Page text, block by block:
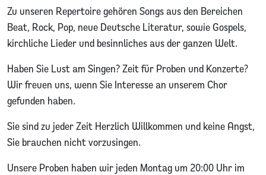
Zu unseren Repertoire gehören Songs aus den Bereichen
Beat, Rock, Pop, neue Deutsche Literatur, sowie Gospels,
kirchliche Lieder und besinnliches aus der ganzen Welt.
Haben Sie Lust am Singen? Zeit für Proben und Konzerte?
Wir freuen uns, wenn Sie Interesse an unserem Chor
gefunden haben.
Sie sind zu jeder Zeit Herzlich Willkommen und keine Angst,
Sie brauchen nicht vorzusingen.
Unsere Proben haben wir jeden Montag um 20:00 Uhr im